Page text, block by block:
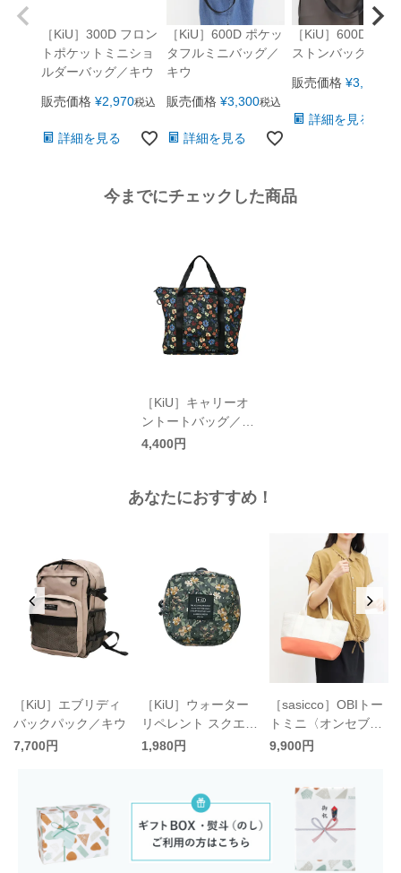
［KiU］300D フロン
トポケットミニショ
ルダーバッグ／キウ
販売価格 ¥2,970税込
詳細を見る
［KiU］600D ポケッ
タフルミニバッグ／
キウ
販売価格 ¥3,300税込
詳細を見る
［KiU］600D ミニ
ストンバッグ／キ
販売価格 ¥3,850
詳細を見る
今までにチェックした商品
［KiU］キャリーオ
ントートバッグ／キ
ウ
4,400円
あなたにおすすめ！
［KiU］エブリディ
バックパック／キウ
7,700円
［KiU］ウォーター
リペレント スクエア
ポーチ／キウ
1,980円
［sasicco］OBIトー
トミニ〈オンセブン
デイズ別注カラー〉
9,900円